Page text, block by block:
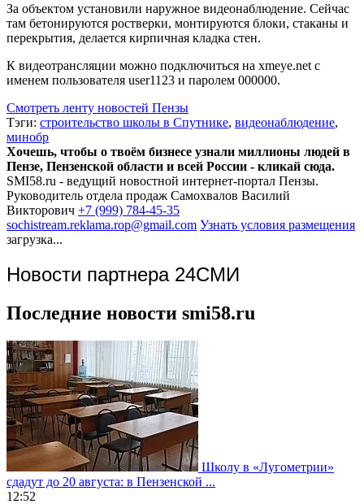
За объектом установили наружное видеонаблюдение. Сейчас
там бетонируются ростверки, монтируются блоки, стаканы и
перекрытия, делается кирпичная кладка стен.
К видеотрансляции можно подключиться на xmeye.net с
именем пользователя user1123 и паролем 000000.
Смотреть ленту новостей Пензы
Тэги: строительство школы в Спутнике, видеонаблюдение,
минобр
Хочешь, чтобы о твоём бизнесе узнали миллионы людей в
Пензе, Пензенской области и всей России - кликай сюда.
SMI58.ru - ведущий новостной интернет-портал Пензы.
Руководитель отдела продаж Самохвалов Василий
Викторович +7 (999) 784-45-35
sochistream.reklama.rop@gmail.com Узнать условия размещения
загрузка...
Новости партнера 24СМИ
Последние новости smi58.ru
Школу в «Лугометрии»
сдадут до 20 августа: в Пензенской ...
12:52